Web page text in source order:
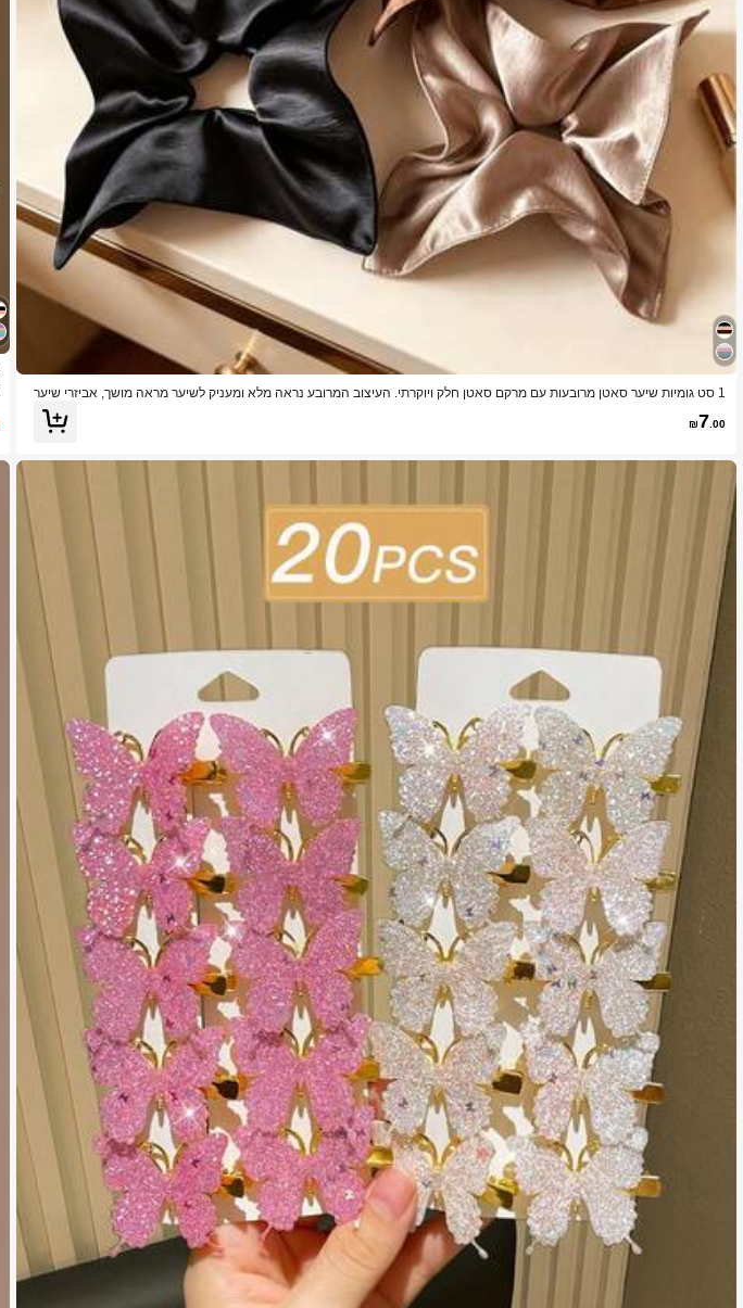
1 סט גומיות שיער סאטן מרובעות עם מרקם סאטן חלק ויוקרתי. העיצוב המרובע נראה מלא ומעניק לשיער מראה מושך, אביזרי שיער
₪7.00